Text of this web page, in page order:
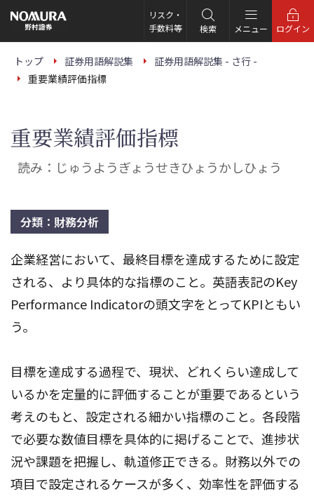
の
ー
リスク・
手数料等
検索 メニュー ログイン
トップ 証券用語解説集
証券用語解説集 - さ行 -
重要業績評価指標
重要業績評価指標
読み：じゅうようぎょうせきひょうかしひょう
分類：財務分析
企業経営において、最終目標を達成するために設定
される、より具体的な指標のこと。英語表記のKey
Performance Indicatorの頭文字をとってKPIともい
う。
目標を達成する過程で、現状、どれくらい達成して
いるかを定量的に評価することが重要であるという
考えのもと、設定される細かい指標のこと。各段階
で必要な数値目標を具体的に掲げることで、進捗状
況や課題を把握し、軌道修正できる。財務以外での
項目で設定されるケースが多く、効率性を評価する